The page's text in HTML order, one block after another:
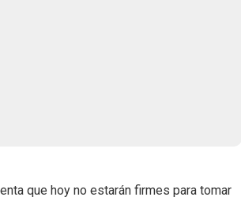
que hoy no estarán firmes para tomar